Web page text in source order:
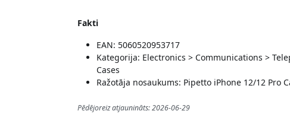
Fakti
EAN: 5060520953717
Kategorija: Electronics > Communications >
Cases
Ražotāja nosaukums: Pipetto iPhone 12/12 Pro
Pēdējoreiz atjaunināts: 2026-06-29